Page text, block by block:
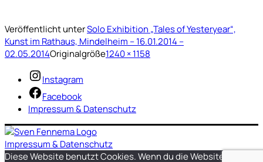
Veröffentlicht unterSolo Exhibition „Tales of Yesteryear“,
Kunst im Rathaus, Mindelheim – 16.01.2014 –
02.05.2014Originalgröße1240 × 1158
Instagram
Facebook
Impressum & Datenschutz
Impressum & Datenschutz
Diese Website benutzt Cookies. Wenn du die Website weiter